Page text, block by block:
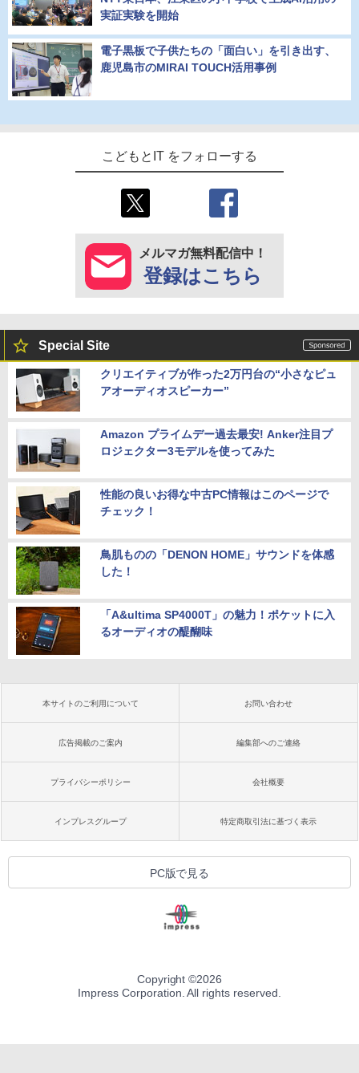
実証実験を開始
電子黒板で子供たちの「面白い」を引き出す、
鹿児島市のMIRAI TOUCH活用事例
こどもとIT をフォローする
メルマガ無料配信中！
登録はこちら
Special Site
クリエイティブが作った2万円台の“小さなピュ
アオーディオスピーカー”
Amazon プライムデー過去最安! Anker注目プ
ロジェクター3モデルを使ってみた
性能の良いお得な中古PC情報はこのページで
チェック！
鳥肌ものの「DENON HOME」サウンドを体感
した！
「A&ultima SP4000T」の魅力！ポケットに入
るオーディオの醍醐味
本サイトのご利用について お問い合わせ
広告掲載のご案内 編集部へのご連絡
プライバシーポリシー 会社概要
インプレスグループ 特定商取引法に基づく表示
PC版で見る
Copyright ©2026
Impress Corporation. All rights reserved.